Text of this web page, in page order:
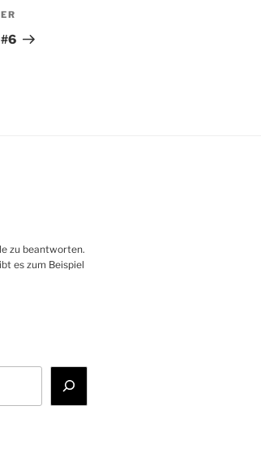
Beitrag
zu beantworten.
es zum Beispiel